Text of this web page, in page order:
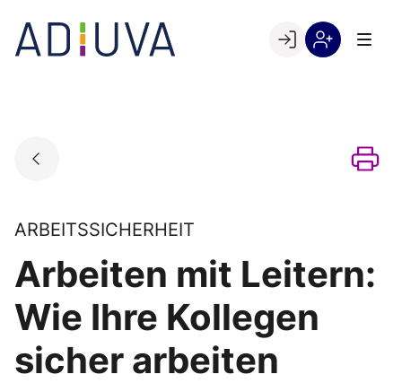
content
Go to landing page.
ARBEITSSICHERHEIT
Arbeiten mit Leitern:
Wie Ihre Kollegen
sicher arbeiten